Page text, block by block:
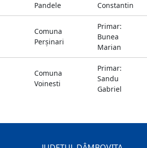
Pandele
Constantin
Comuna
Perşinari
Primar:
Bunea
Marian
Comuna
Voinesti
Primar:
Sandu
Gabriel